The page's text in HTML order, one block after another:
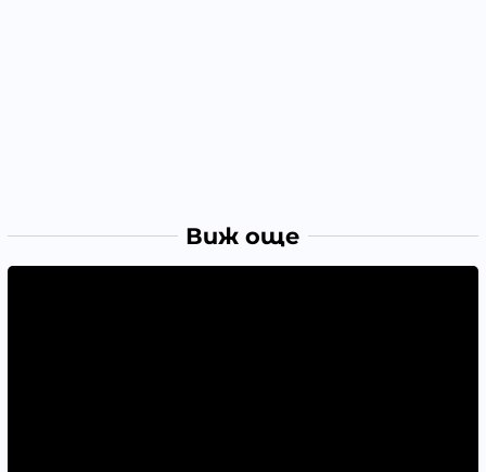
Виж още